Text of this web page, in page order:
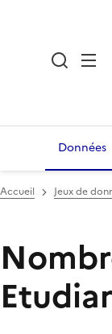
Données
Accueil Jeux de